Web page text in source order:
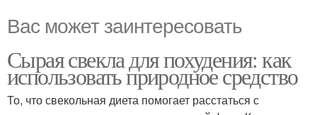
Вас может заинтересовать
Сырая свекла для похудения: как
использовать природное средство
То, что свекольная диета помогает расстаться с